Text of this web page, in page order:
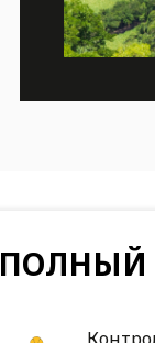
ПОЛНЫЙ